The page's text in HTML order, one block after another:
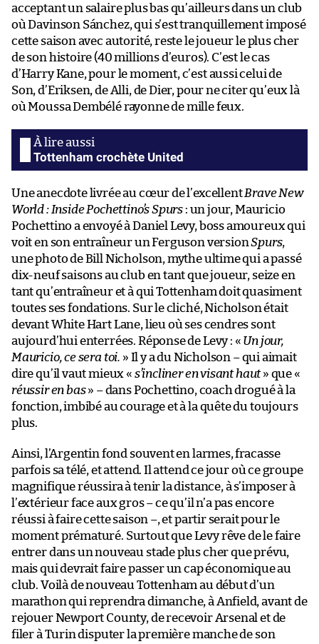
acceptant un salaire plus bas qu’ailleurs dans un club
où Davinson Sánchez, qui s’est tranquillement imposé
cette saison avec autorité, reste le joueur le plus cher
de son histoire (40 millions d’euros). C’est le cas
d’Harry Kane, pour le moment, c’est aussi celui de
Son, d’Eriksen, de Alli, de Dier, pour ne citer qu’eux là
où Moussa Dembélé rayonne de mille feux.
Tottenham crochète United
Une anecdote livrée au cœur de l’excellentBrave New
World : Inside Pochettino’s Spurs : un jour, Mauricio
Pochettino a envoyé à Daniel Levy, boss amoureux qui
voit en son entraîneur un Ferguson versionSpurs,
une photo de Bill Nicholson, mythe ultime qui a passé
dix-neuf saisons au club en tant que joueur, seize en
tant qu’entraîneur et à qui Tottenham doit quasiment
toutes ses fondations. Sur le cliché, Nicholson était
devant White Hart Lane, lieu où ses cendres sont
aujourd’hui enterrées. Réponse de Levy : « Un jour,
Mauricio, ce sera toi. » Il y a du Nicholson – qui aimait
dire qu’il vaut mieux « s’incliner en visant haut» que «
réussir en bas» – dans Pochettino, coach drogué à la
fonction, imbibé au courage et à la quête du toujours
plus.
Ainsi, l’Argentin fond souvent en larmes, fracasse
parfois sa télé, et attend. Il attend ce jour où ce groupe
magnifique réussira à tenir la distance, à s’imposer à
l’extérieur face aux gros – ce qu’il n’a pas encore
réussi à faire cette saison –, et partir serait pour le
moment prématuré. Surtout que Levy rêve de le faire
entrer dans un nouveau stade plus cher que prévu,
mais qui devrait faire passer un cap économique au
club. Voilà de nouveau Tottenham au début d’un
marathon qui reprendra dimanche, à Anfield, avant de
rejouer Newport County, de recevoir Arsenal et de
filer à Turin disputer la première manche de son